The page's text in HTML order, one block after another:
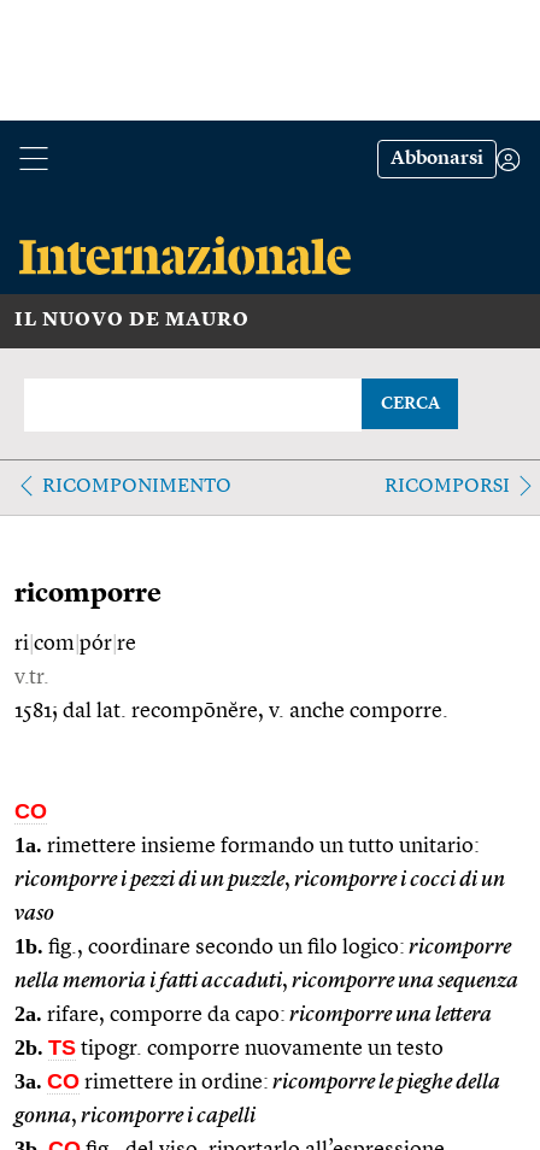
Abbonarsi
IL NUOVO DE MAURO
CERCA
RICOMPONIMENTO RICOMPORSI
ricomporre
ri com pór re
v.tr.
1581; dal lat. recompōnĕre, v. anche comporre.
CO
1a. rimettere insieme formando un tutto unitario:
ricomporre i pezzi di un puzzle, ricomporre i cocci di un
vaso
1b. fig., coordinare secondo un filo logico: ricomporre
nella memoria i fatti accaduti, ricomporre una sequenza
2a. rifare, comporre da capo: ricomporre una lettera
2b. TS tipogr. comporre nuovamente un testo
3a. CO rimettere in ordine: ricomporre le pieghe della
gonna, ricomporre i capelli